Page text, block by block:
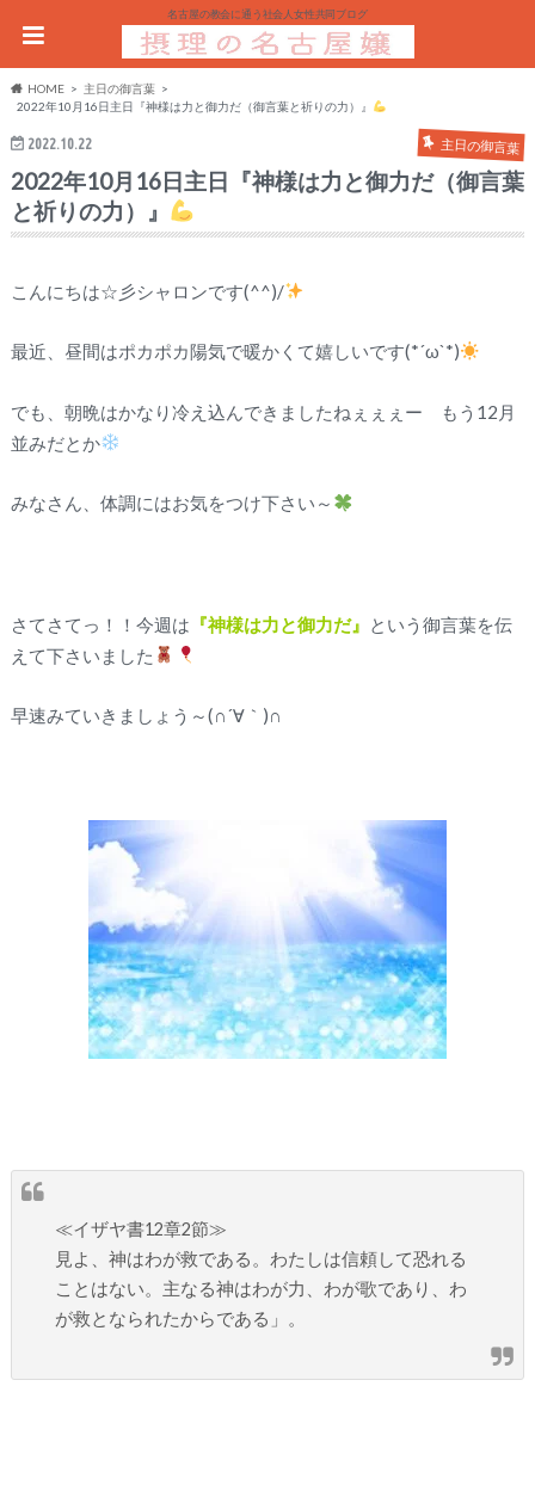
名古屋の教会に通う社会人女性共同ブログ
HOME
主日の御言葉
2022年10月16日主日『神様は力と御力だ（御言葉と祈りの力）』
2022.10.22 主日の御言葉
2022年10月16日主日『神様は力と御力だ（御言葉
と祈りの力）』
こんにちは☆彡シャロンです(^^)/
最近、昼間はポカポカ陽気で暖かくて嬉しいです(*´ω`*)
でも、朝晩はかなり冷え込んできましたねぇぇぇー もう12月
並みだとか
みなさん、体調にはお気をつけ下さい～
さてさてっ！！今週は 『神様は力と御力だ』
という御言葉を伝
えて下さいました
早速みていきましょう～(∩´∀｀)∩
≪イザヤ書12章2節≫
見よ、神はわが救である。わたしは信頼して恐れる
ことはない。主なる神はわが力、わが歌であり、わ
が救となられたからである」。